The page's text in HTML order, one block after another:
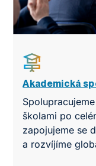
Akademická
školami po
zapojujeme se
a rozvíjíme